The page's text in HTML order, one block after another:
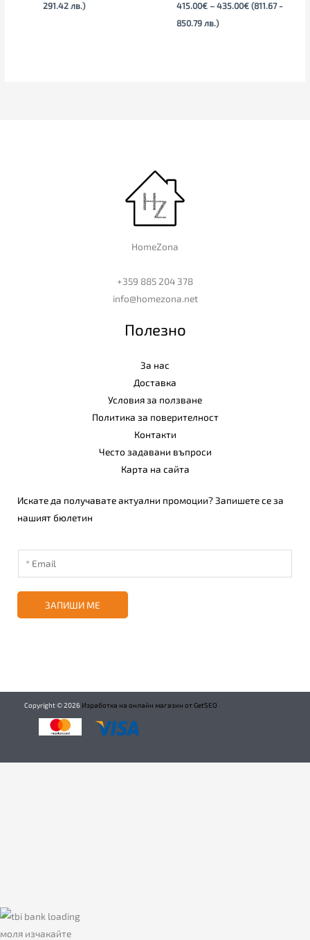
291.42 лв.)
415.00€ – 435.00€ (811.67 -
850.79 лв.)
HomeZona
+359 885 204 378
info@homezona.net
Полезно
За нас
Доставка
Условия за ползване
Политика за поверителност
Контакти
Често задавани въпроси
Карта на сайта
Искате да получавате актуални промоции? Запишете се за
нашият бюлетин
ЗАПИШИ МЕ
Copyright ©2026 Изработка на онлайн магазин от GetSEO
моля изчакайте